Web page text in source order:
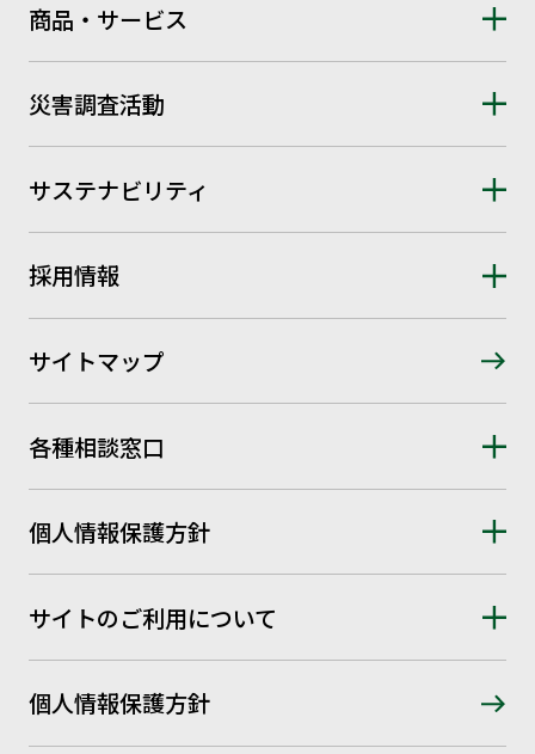
商品・サービス
災害調査活動
サステナビリティ
採用情報
サイトマップ
各種相談窓口
個人情報保護方針
サイトのご利用について
個人情報保護方針